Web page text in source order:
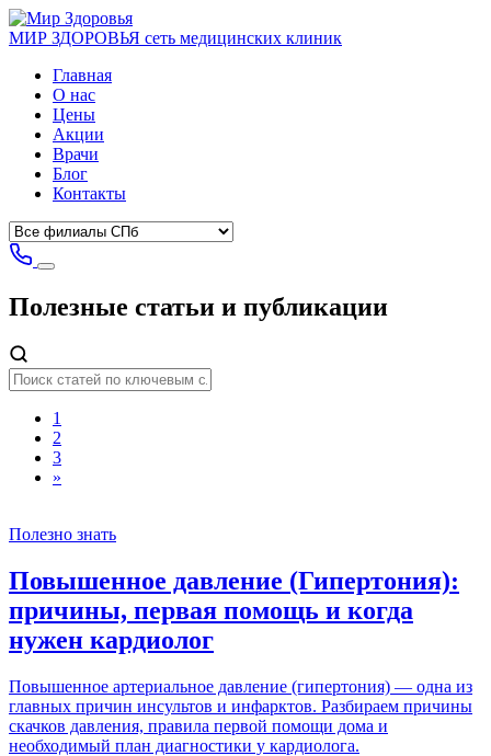
МИР ЗДОРОВЬЯ сеть медицинских клиник
Главная
О нас
Цены
Акции
Врачи
Блог
Контакты
Полезные статьи и публикации
1
2
3
»
Полезно знать
Повышенное давление (Гипертония):
причины, первая помощь и когда
нужен кардиолог
Повышенное артериальное давление (гипертония) — одна из
главных причин инсультов и инфарктов. Разбираем причины
скачков давления, правила первой помощи дома и
необходимый план диагностики у кардиолога.